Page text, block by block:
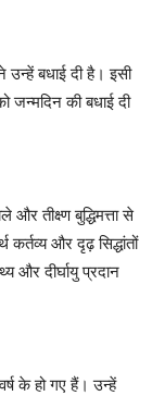
बधाई दी है। इसी
जन्मदिन की बधाई दी
तीक्ष्ण बुद्धिमत्ता से
कर्तव्य और दृढ़ सिद्धांतों
और दीर्घायु प्रदान
के हो गए हैं। उन्हें